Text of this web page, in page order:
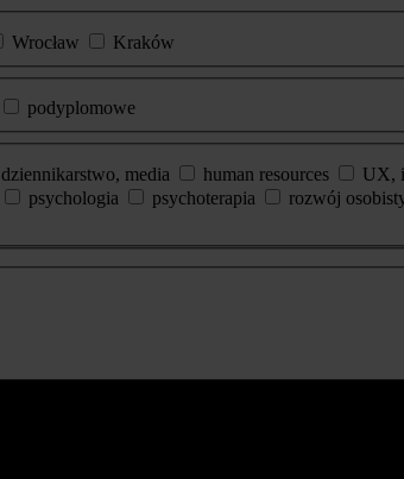
Wrocław
Kraków
podyplomowe
dziennikarstwo, media human resources UX,
psychologia psychoterapia rozwój